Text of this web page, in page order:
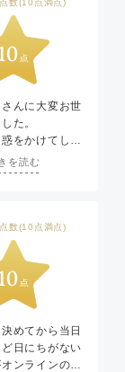
数(10点満点)
んに大変お世
た。
をかけてしま
っと親切に対
り、一生思い
を読む
数(10点満点)
めてから当日
日にちがない
ンラインの打